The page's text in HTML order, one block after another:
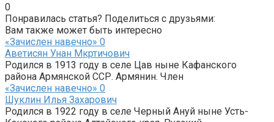
0
Понравилась статья? Поделиться с друзьями:
Вам также может быть интересно
«Зачислен навечно» 0
Аветисян Унан Мкртичович
Родился в 1913 году в селе Цав ныне Кафанского
района Армянской ССР. Армянин. Член
«Зачислен навечно» 0
Шуклин Илья Захарович
Родился в 1922 году в селе Черный Ануй ныне Усть-